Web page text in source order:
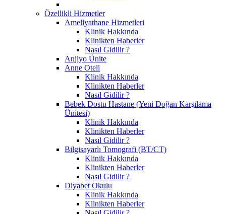
Özellikli Hizmetler
Ameliyathane Hizmetleri
Klinik Hakkında
Klinikten Haberler
Nasıl Gidilir ?
Anjiyo Ünite
Anne Oteli
Klinik Hakkında
Klinikten Haberler
Nasıl Gidilir ?
Bebek Dostu Hastane (Yeni Doğan Karşılama
Ünitesi)
Klinik Hakkında
Klinikten Haberler
Nasıl Gidilir ?
Bilgisayarlı Tomografi (BT/CT)
Klinik Hakkında
Klinikten Haberler
Nasıl Gidilir ?
Diyabet Okulu
Klinik Hakkında
Klinikten Haberler